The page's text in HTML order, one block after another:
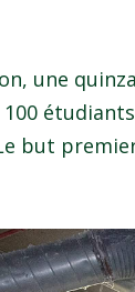
une
100
but